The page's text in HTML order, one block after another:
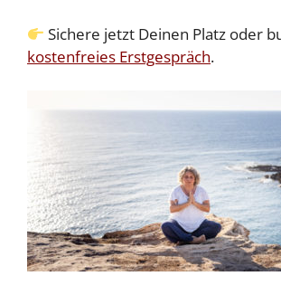
Sichere jetzt Deinen Platz oder
kostenfreies Erstgespräch.